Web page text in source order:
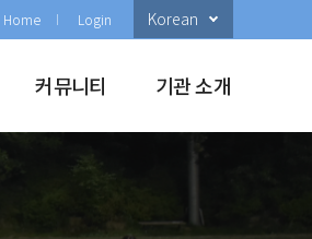
Home Login Korean
커뮤니티 기관 소개